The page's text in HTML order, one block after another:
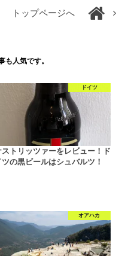
トップページへ
も人気です。
ドイツ
ストリッツァーをレビュー！ド
ツの黒ビールはシュバルツ！
オアハカ